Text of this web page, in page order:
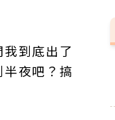
到底出了
夜吧？搞